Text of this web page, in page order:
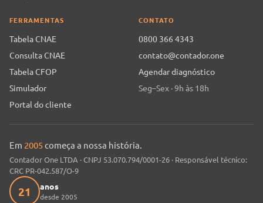
FERRAMENTAS
Tabela CNAE
Consulta CNAE
Tabela CFOP
Simulador
Portal do cliente
CONTATO
0800 366 4343
contato@contador.one
Agendar diagnóstico
Seg–Sex · 9h às 18h
Em 2005começa a nossa história.
Contador One LTDA · CNPJ 53.070.794/0001-26 · Responsável técnico:
CRC PR-042.587/O-9
21 anos
desde 2005